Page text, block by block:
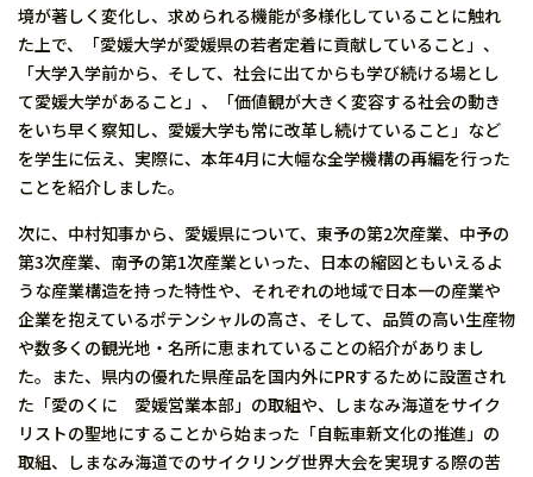
境が著しく変化し、求められる機能が多様化していることに触れ
た上で、「愛媛大学が愛媛県の若者定着に貢献していること」、
「大学入学前から、そして、社会に出てからも学び続ける場とし
て愛媛大学があること」、「価値観が大きく変容する社会の動き
をいち早く察知し、愛媛大学も常に改革し続けていること」など
を学生に伝え、実際に、本年4月に大幅な全学機構の再編を行った
ことを紹介しました。
次に、中村知事から、愛媛県について、東予の第2次産業、中予の
第3次産業、南予の第1次産業といった、日本の縮図ともいえるよ
うな産業構造を持った特性や、それぞれの地域で日本一の産業や
企業を抱えているポテンシャルの高さ、そして、品質の高い生産物
や数多くの観光地・名所に恵まれていることの紹介がありまし
た。また、県内の優れた県産品を国内外にPRするために設置され
た「愛のくに 愛媛営業本部」の取組や、しまなみ海道をサイク
リストの聖地にすることから始まった「自転車新文化の推進」の
取組、しまなみ海道でのサイクリング世界大会を実現する際の苦